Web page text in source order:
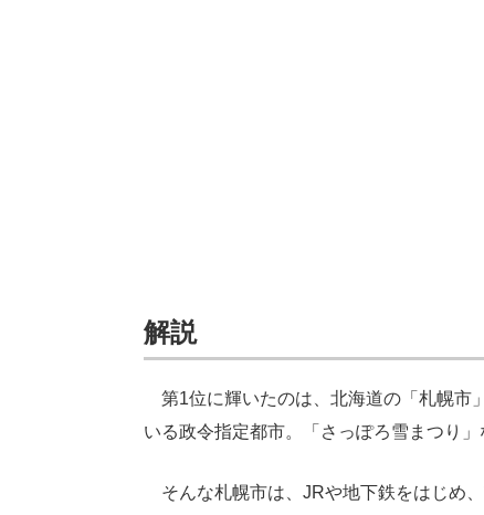
解説
第1位に輝いたのは、北海道の「札幌市
いる政令指定都市。「さっぽろ雪まつり
そんな札幌市は、JRや地下鉄をはじめ